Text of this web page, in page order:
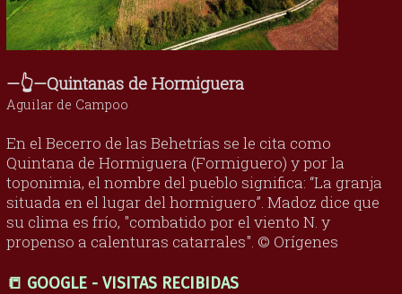
—👆—Quintanas de Hormiguera
Aguilar de Campoo
En el Becerro de las Behetrías se le cita como
Quintana de Hormiguera (Formiguero) y por la
toponimia, el nombre del pueblo significa: “La granja
situada en el lugar del hormiguero”. Madoz dice que
su clima es frío, "combatido por el viento N. y
propenso a calenturas catarrales". © Orígenes
📒 GOOGLE - VISITAS RECIBIDAS